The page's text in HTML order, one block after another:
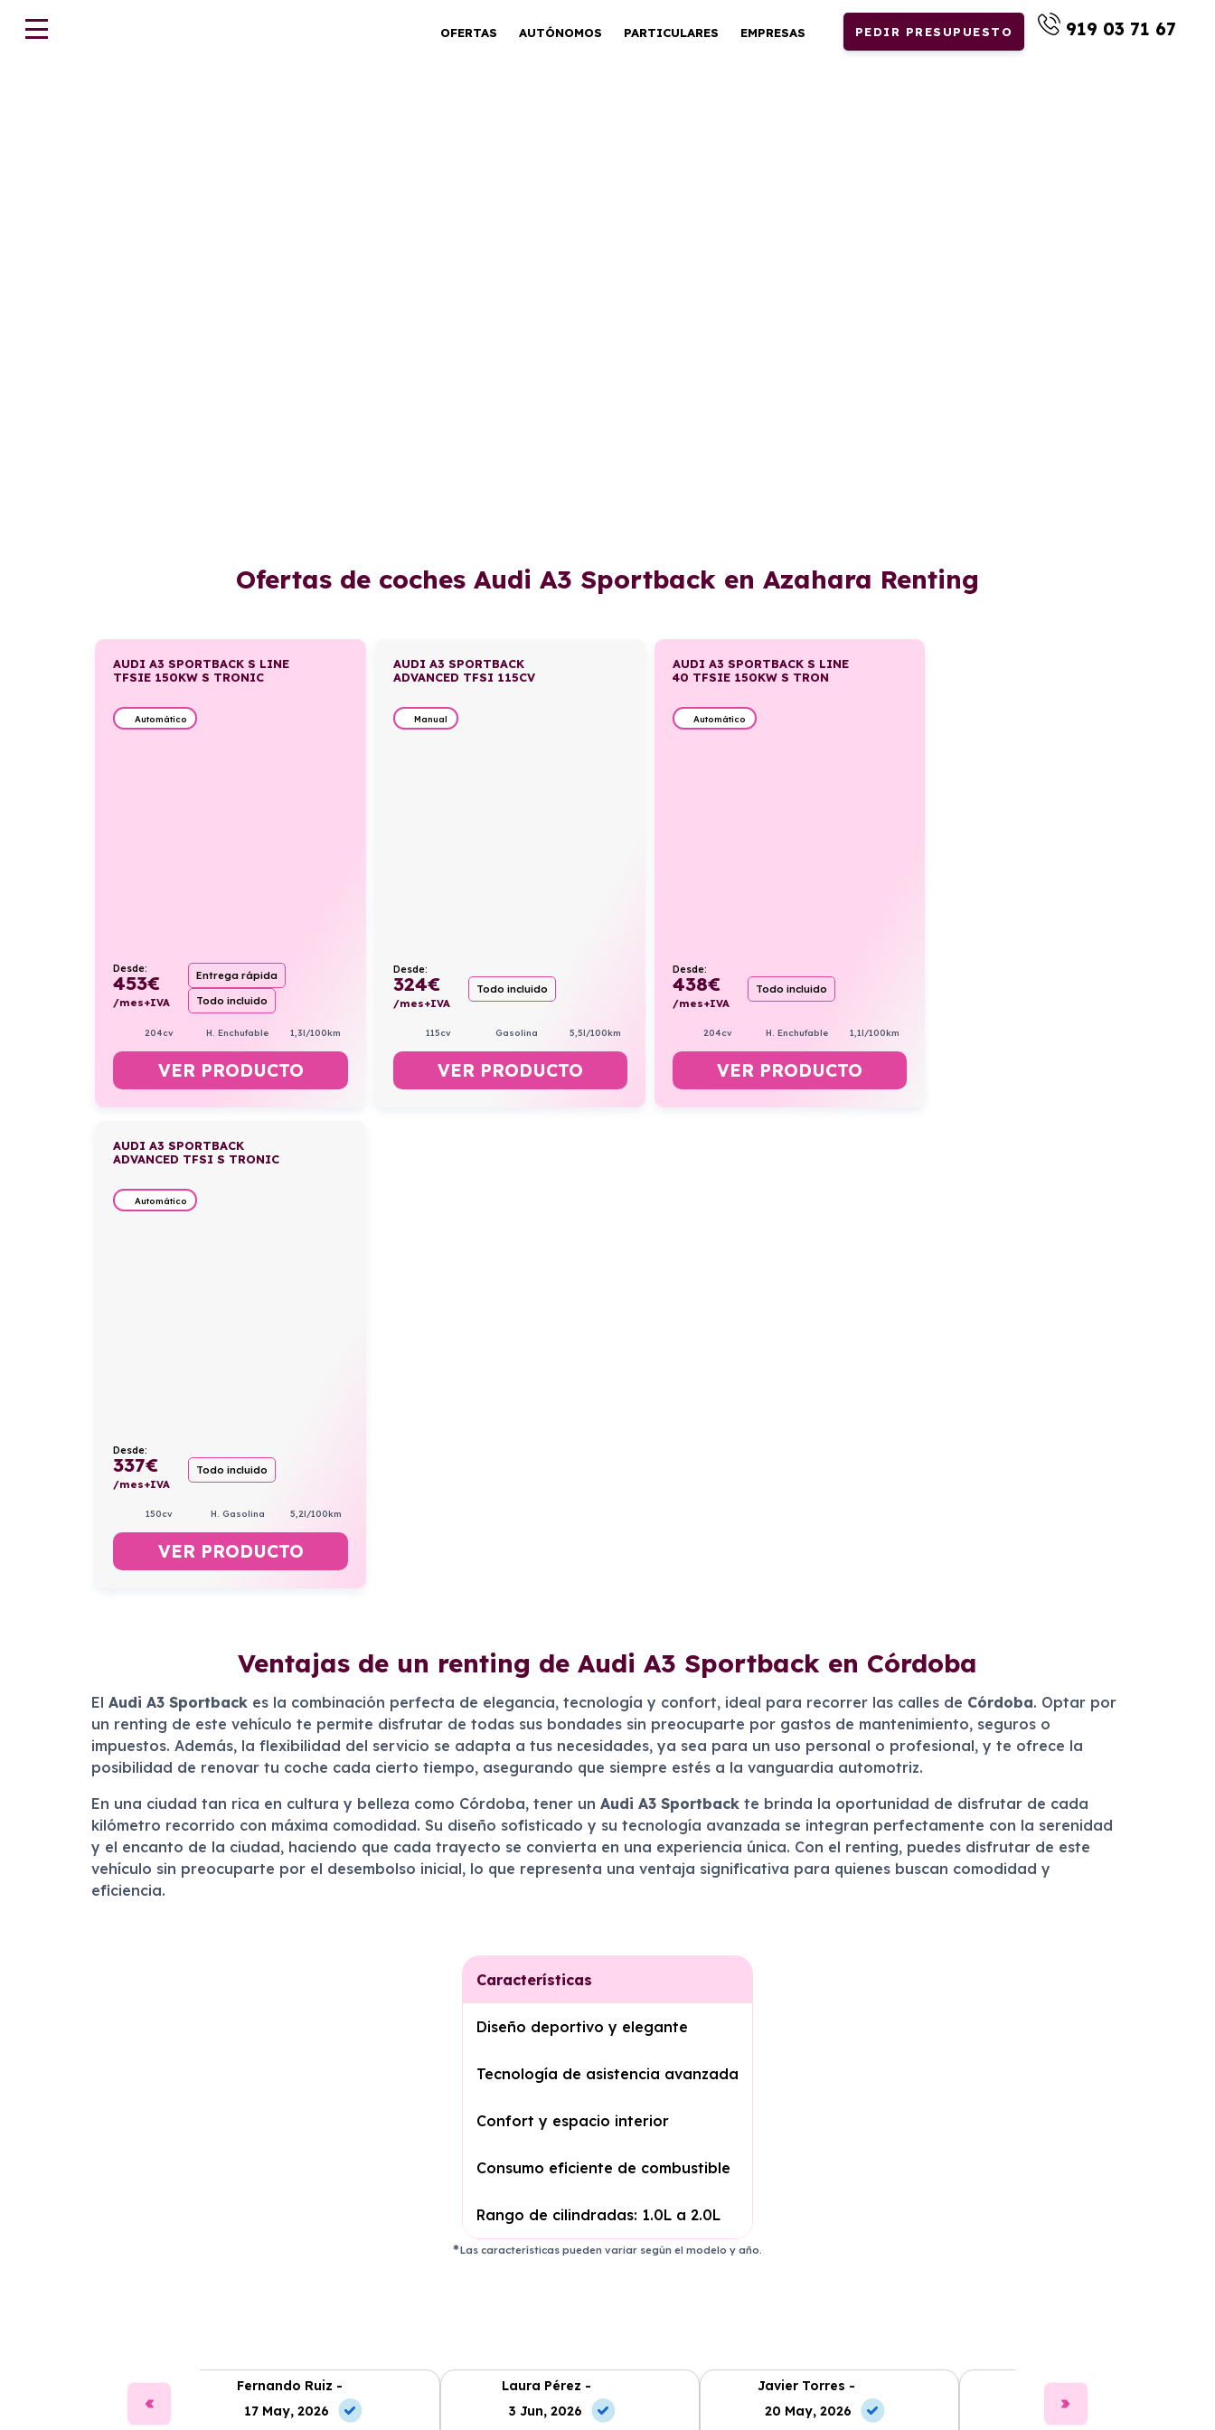
OFERTAS AUTÓNOMOS PARTICULARES EMPRESAS PEDIR PRESUPUESTO 919 03 71 67
Ofertas de coches Audi A3 Sportback en Azahara Renting
AUDI A3 SPORTBACK S LINE
TFSIE 150KW S TRONIC
Automático
Desde:
453€
/mes+IVA
Entrega rápida
Todo incluido
204cv H. Enchufable 1,3l/100km
VER PRODUCTO
AUDI A3 SPORTBACK
ADVANCED TFSI 115CV
Manual
Desde:
324€
/mes+IVA
Todo incluido
115cv Gasolina 5,5l/100km
VER PRODUCTO
AUDI A3 SPORTBACK S LINE
40 TFSIE 150KW S TRON
Automático
Desde:
438€
/mes+IVA
Todo incluido
204cv H. Enchufable 1,1l/100km
VER PRODUCTO
AUDI A3 SPORTBACK
ADVANCED TFSI S TRONIC
Automático
Desde:
337€
/mes+IVA
Todo incluido
150cv H. Gasolina 5,2l/100km
VER PRODUCTO
Ventajas de un renting de Audi A3 Sportback en Córdoba
El Audi A3 Sportbackes la combinación perfecta de elegancia, tecnología y confort, ideal para recorrer las calles de Córdoba. Optar por
un renting de este vehículo te permite disfrutar de todas sus bondades sin preocuparte por gastos de mantenimiento, seguros o
impuestos. Además, la flexibilidad del servicio se adapta a tus necesidades, ya sea para un uso personal o profesional, y te ofrece la
posibilidad de renovar tu coche cada cierto tiempo, asegurando que siempre estés a la vanguardia automotriz.
En una ciudad tan rica en cultura y belleza como Córdoba, tener un Audi A3 Sportbackte brinda la oportunidad de disfrutar de cada
kilómetro recorrido con máxima comodidad. Su diseño sofisticado y su tecnología avanzada se integran perfectamente con la serenidad
y el encanto de la ciudad, haciendo que cada trayecto se convierta en una experiencia única. Con el renting, puedes disfrutar de este
vehículo sin preocuparte por el desembolso inicial, lo que representa una ventaja significativa para quienes buscan comodidad y
eficiencia.
Características
Diseño deportivo y elegante
Tecnología de asistencia avanzada
Confort y espacio interior
Consumo eficiente de combustible
Rango de cilindradas: 1.0L a 2.0L
Las características pueden variar según el modelo y año.
Fernando Ruiz -
17 May, 2026
Laura Pérez -
3 Jun, 2026
Javier Torres -
20 May, 2026
Clara Gómez -
10 Jun, 2026